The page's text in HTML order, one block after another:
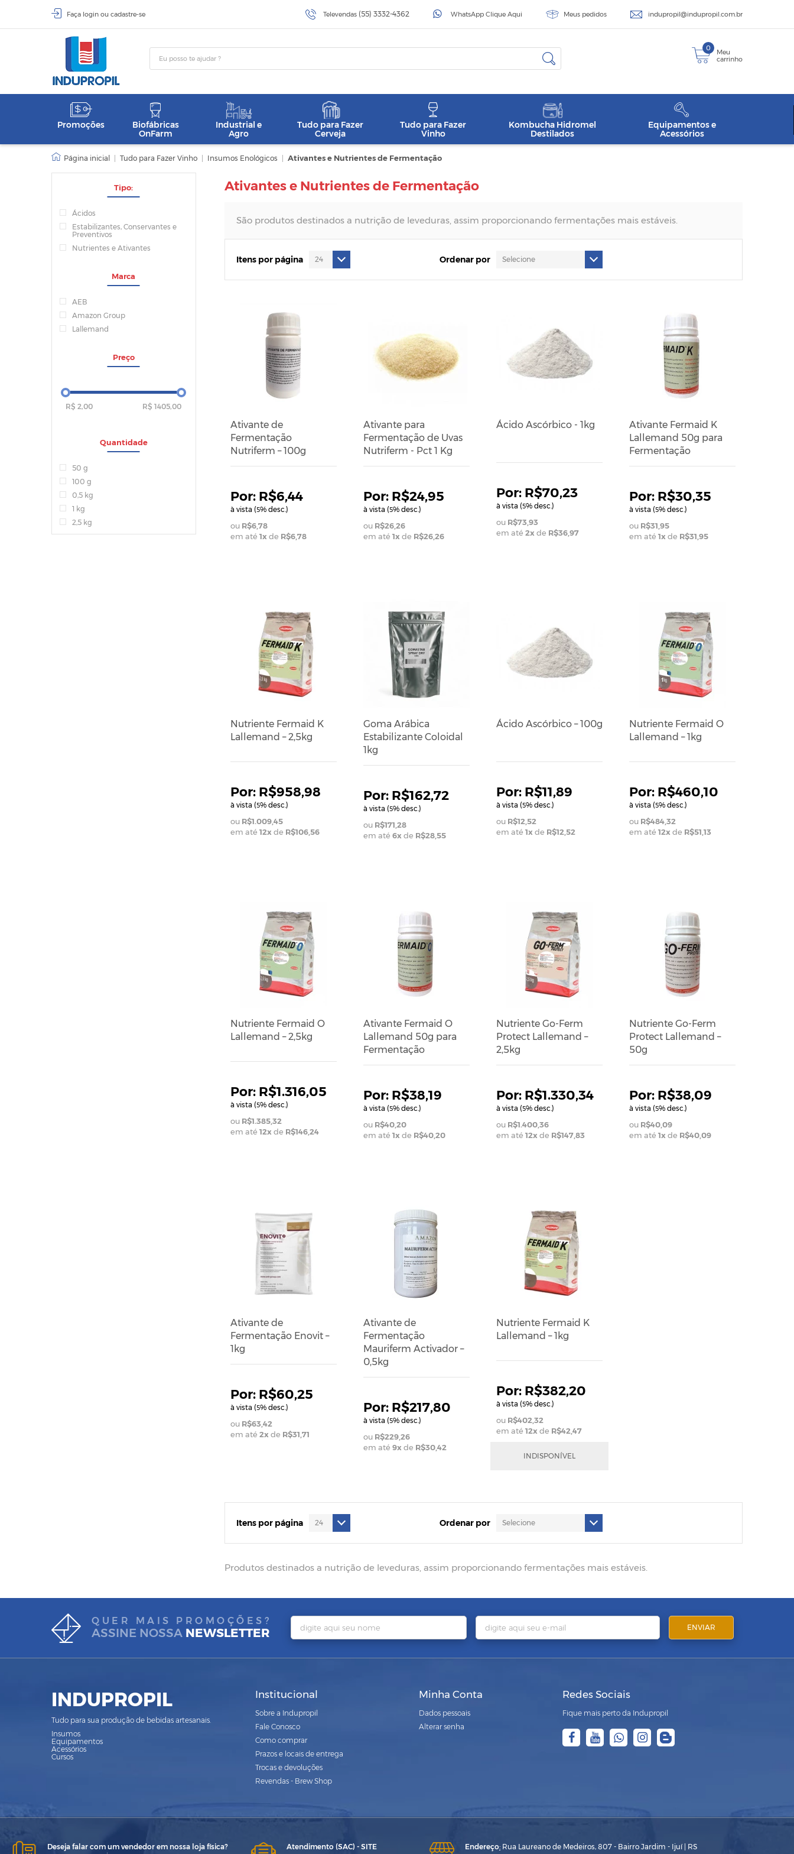
Faça login ou cadastre-se Televendas (55) 3332-4362 WhatsApp Clique Aqui Meus pedidos indupropil@indupropil.com.br
0
Meu
carrinho
Promoções
Biofábricas
OnFarm
Industrial e
Agro
Tudo para Fazer
Cerveja
Tudo para Fazer
Vinho
Kombucha Hidromel
Destilados
Equipamentos e
Acessórios
Tudo para Fazer Vinho Insumos Enológicos Ativantes e Nutrientes de Fermentação
Tipo:
Ácidos
Estabilizantes, Conservantes e
Preventivos
Nutrientes e Ativantes
Marca
AEB
Amazon Group
Lallemand
Preço
R$ 2,00 R$ 1405,00
Quantidade
50 g
100 g
0,5 kg
1 kg
2,5 kg
Ativantes e Nutrientes de Fermentação
São produtos destinados a nutrição de leveduras, assim proporcionando fermentações mais estáveis.
Itens por página Ordenar por
Ativante de
Fermentação
Nutriferm – 100g
R$6,44
à vista (5% desc.)
R$6,78
em até 1x de R$6,78
Ativante para
Fermentação de Uvas
Nutriferm - Pct 1 Kg
R$24,95
à vista (5% desc.)
R$26,26
em até 1x de R$26,26
Ácido Ascórbico - 1kg
R$70,23
à vista (5% desc.)
R$73,93
em até 2x de R$36,97
Ativante Fermaid K
Lallemand 50g para
Fermentação
R$30,35
à vista (5% desc.)
R$31,95
em até 1x de R$31,95
Nutriente Fermaid K
Lallemand – 2,5kg
R$958,98
à vista (5% desc.)
R$1.009,45
em até 12xde R$106,56
Goma Arábica
Estabilizante Coloidal
1kg
R$162,72
à vista (5% desc.)
R$171,28
em até 6xde R$28,55
Ácido Ascórbico – 100g
R$11,89
à vista (5% desc.)
R$12,52
em até 1xde R$12,52
Nutriente Fermaid O
Lallemand – 1kg
R$460,10
à vista (5% desc.)
R$484,32
em até 12xde R$51,13
Nutriente Fermaid O
Lallemand – 2,5kg
R$1.316,05
à vista (5% desc.)
R$1.385,32
em até 12x de R$146,24
Ativante Fermaid O
Lallemand 50g para
Fermentação
R$38,19
à vista (5% desc.)
R$40,20
em até 1x de R$40,20
Nutriente Go-Ferm
Protect Lallemand –
2,5kg
R$1.330,34
à vista (5% desc.)
R$1.400,36
em até 12x de R$147,83
Nutriente Go-Ferm
Protect Lallemand –
50g
R$38,09
à vista (5% desc.)
R$40,09
em até 1x de R$40,09
Ativante de
Fermentação Enovit –
1kg
R$60,25
à vista (5% desc.)
R$63,42
em até 2x de R$31,71
Ativante de
Fermentação
Mauriferm Activador –
0,5kg
R$217,80
à vista (5% desc.)
R$229,26
em até 9x de R$30,42
Nutriente Fermaid K
Lallemand – 1kg
R$382,20
à vista (5% desc.)
R$402,32
em até 12x de R$42,47
INDISPONÍVEL
Itens por página Ordenar por
Produtos destinados a nutrição de leveduras, assim proporcionando fermentações mais estáveis.
QUER MAIS PROMOÇÕES?
ASSINE NOSSA NEWSLETTER
INDUPROPIL
Tudo para sua produção de bebidas artesanais.
Insumos
Equipamentos
Acessórios
Cursos
Institucional
Sobre a Indupropil
Fale Conosco
Como comprar
Prazos e locais de entrega
Trocas e devoluções
Revendas - Brew Shop
Minha Conta
Dados pessoais
Alterar senha
Redes Sociais
Fique mais perto da Indupropil
Deseja falar com um vendedor em nossa loja física?
Atendimento (SAC) - SITE
Endereço: Rua Laureano de Medeiros, 807 - Bairro Jardim - Ijuí | RS